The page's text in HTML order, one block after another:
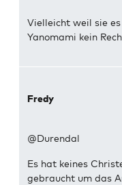
Vielleicht weil sie
Yanomami kein
Fredy
@Durendal
Es hat keines
gebraucht um das